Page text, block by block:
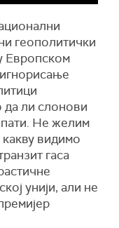
геополитички
Европском
да ли слонови
пати. Не желим
видимо
гаса
унији, али не